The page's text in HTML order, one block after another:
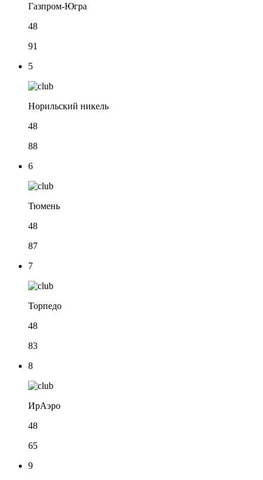
Газпром-Югра
48
91
5
Норильский никель
48
88
6
Тюмень
48
87
7
Торпедо
48
83
8
ИрАэро
48
65
9